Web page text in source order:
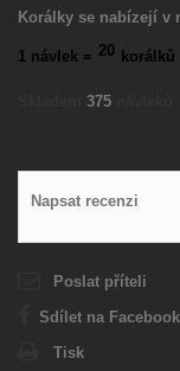
Korálky se nabízejí v
1 návlek = 20 korálků
375
Napsat recenzi
Poslat příteli
Sdílet na
Tisk